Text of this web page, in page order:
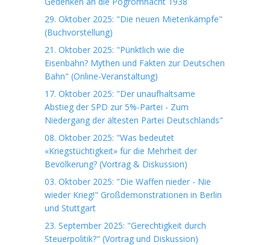
29. Oktober 2025: "Die neuen Mietenkämpfe"
(Buchvorstellung)
21. Oktober 2025: "Pünktlich wie die
Eisenbahn? Mythen und Fakten zur Deutschen
Bahn" (Online-Veranstaltung)
17. Oktober 2025: "Der unaufhaltsame
Abstieg der SPD zur 5%-Partei - Zum
Niedergang der ältesten Partei Deutschlands"
08. Oktober 2025: "Was bedeutet
«Kriegstüchtigkeit» für die Mehrheit der
Bevölkerung? (Vortrag & Diskussion)
03. Oktober 2025: "Die Waffen nieder - Nie
wieder Krieg!" Großdemonstrationen in Berlin
und Stuttgart
23. September 2025: "Gerechtigkeit durch
Steuerpolitik?" (Vortrag und Diskussion)